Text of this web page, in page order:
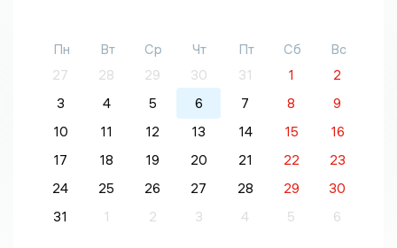
Пн Вт Ср Чт Пт Сб
Вс
27
28 29 30 31 1
2
3
4 5 6 7 8
9
10
11 12 13 14 15
16
17
18 19 20 21 22
23
24
25 26 27 28 29
30
31
1 2 3 4 5 6